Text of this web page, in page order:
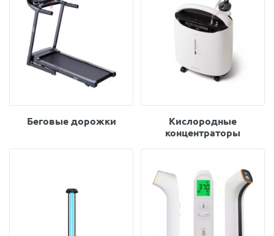
Беговые дорожки
Кислородные
концентраторы